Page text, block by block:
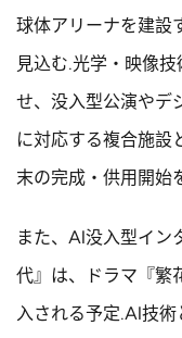
球体アリーナを建設
見込む.光学・映像
せ、没入型公演やデ
に対応する複合施設
末の完成・供用開始
また、AI没入型イン
代』は、ドラマ『繁
入される予定.AI技